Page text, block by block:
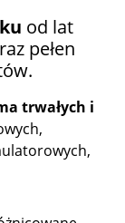
od lat
pełen
trwałych i